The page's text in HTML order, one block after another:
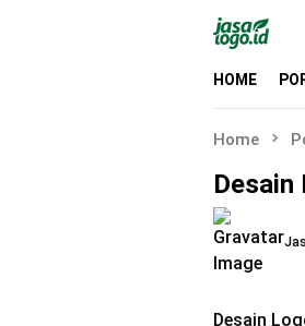
HOME
Home
Desain
Desain